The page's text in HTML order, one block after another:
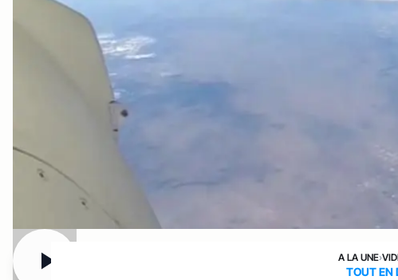
A LA UNE›
TOUT EN